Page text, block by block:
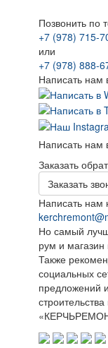
Позвонить по
+7 (978) 715-
или
+7 (978) 888-
Написать
Написать нам
Заказать
Заказать
Написать нам
Но самый
рум и
Также
социальных
предложений